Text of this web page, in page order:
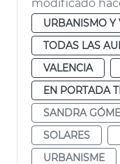
modificado
URBANISMO Y
TODAS LAS
VALENCIA
EN PORTADA
SANDRA
SOLARES
URBANISME